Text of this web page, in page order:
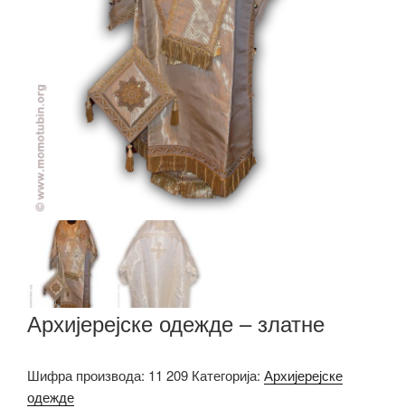
Архијерејске одежде – златне
Шифра производа: 11 209 Категорија: Архијерејске
одежде